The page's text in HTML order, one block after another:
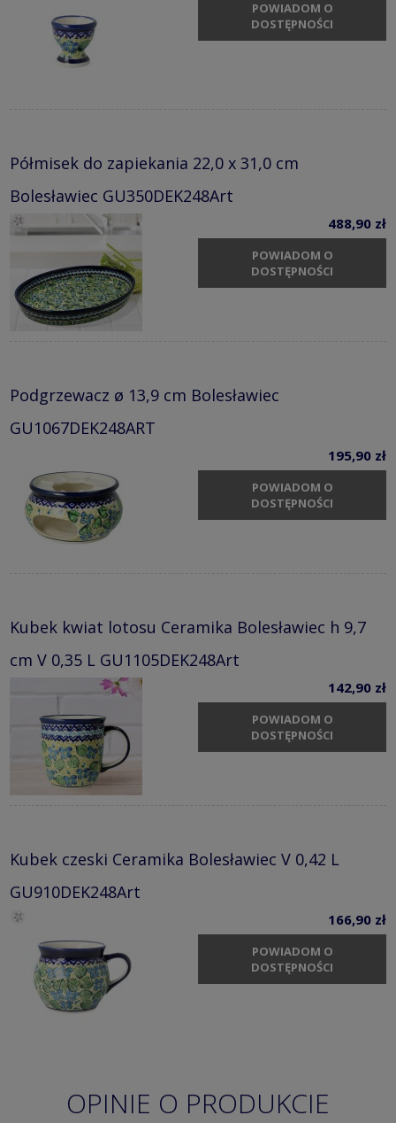
POWIADOM O
DOSTĘPNOŚCI
Półmisek do zapiekania 22,0 x 31,0 cm
Bolesławiec GU350DEK248Art
488,90 zł
POWIADOM O
DOSTĘPNOŚCI
Podgrzewacz ø 13,9 cm Bolesławiec
GU1067DEK248ART
195,90 zł
POWIADOM O
DOSTĘPNOŚCI
Kubek kwiat lotosu Ceramika Bolesławiec h 9,7
cm V 0,35 L GU1105DEK248Art
142,90 zł
POWIADOM O
DOSTĘPNOŚCI
Kubek czeski Ceramika Bolesławiec V 0,42 L
GU910DEK248Art
166,90 zł
POWIADOM O
DOSTĘPNOŚCI
OPINIE O PRODUKCIE